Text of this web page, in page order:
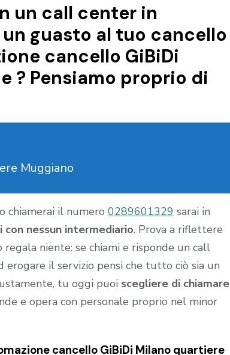
un call center in
guasto al tuo cancello
cancello GiBiDi
? Pensiamo proprio di
Muggiano
chiamerai il numero 0289601329 sarai in
con nessun intermediario. Prova a riflettere
niente: se chiami e risponde un call
erogare il servizio pensi che tutto ciò sia un
tu oggi puoi scegliere di chiamare
e opera con personale proprio nel minor
cancello GiBiDi Milano quartiere